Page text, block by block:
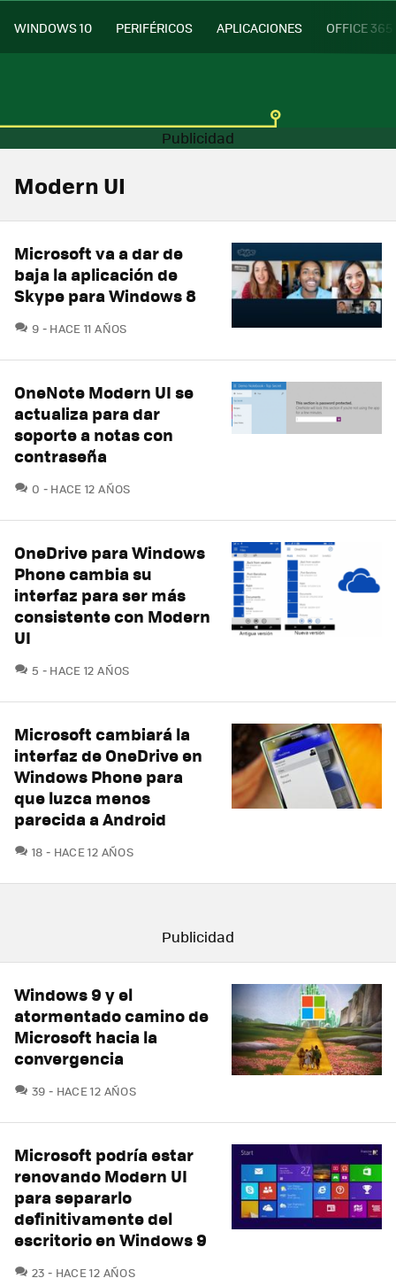
WINDOWS 10 PERIFÉRICOS APLICACIONES OFFICE 365
Modern UI
Microsoft va a dar de
baja la aplicación de
Skype para Windows 8
9 COMENTARIOS
HACE 11 AÑOS
OneNote Modern UI se
actualiza para dar
soporte a notas con
contraseña
0 COMENTARIOS
HACE 12 AÑOS
OneDrive para Windows
Phone cambia su
interfaz para ser más
consistente con Modern
UI
5 COMENTARIOS
HACE 12 AÑOS
Microsoft cambiará la
interfaz de OneDrive en
Windows Phone para
que luzca menos
parecida a Android
18 COMENTARIOS
HACE 12 AÑOS
Windows 9 y el
atormentado camino de
Microsoft hacia la
convergencia
39 COMENTARIOS
HACE 12 AÑOS
Microsoft podría estar
renovando Modern UI
para separarlo
definitivamente del
escritorio en Windows 9
23 COMENTARIOS
HACE 12 AÑOS